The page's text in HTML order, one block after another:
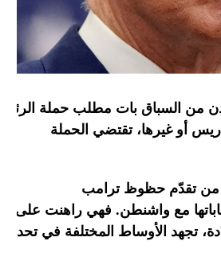
من السباق بات مطلب حملة الرئيس
أو غيرها، تقتضي الحملة
من تقدّم حظوظ ترامب
مع واشنطن. فهي راهنت على
تجهد الأوساط المختلفة في تحديد